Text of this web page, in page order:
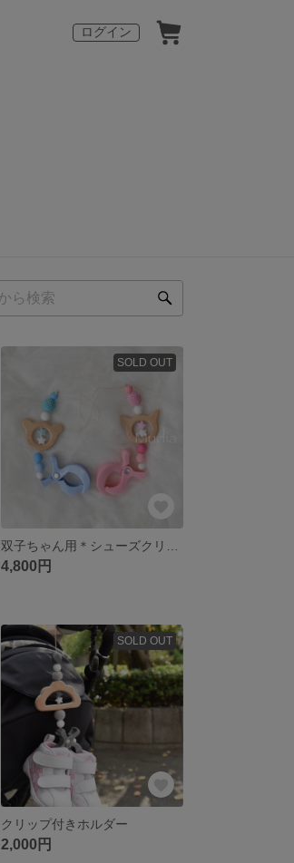
ログイン
SOLD OUT
4,800円
SOLD OUT
クリップ付きホルダー
2,000円